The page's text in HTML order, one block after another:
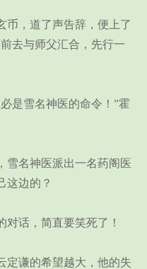
，道了声告辞，便上了
去与师父汇合，先行一
雪名神医的命令！”霍
名神医派出一名药阁医
这边的？
话，简直要笑死了！
谦的希望越大，他的失